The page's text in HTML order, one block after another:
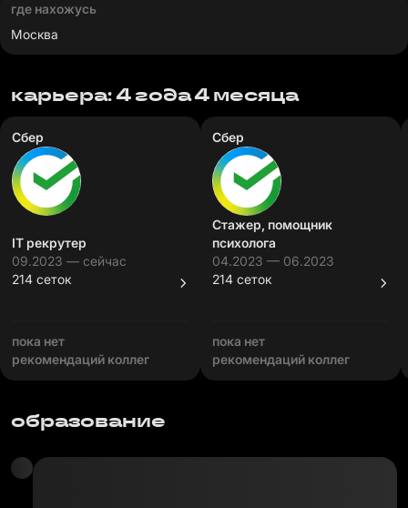
где нахожусь
Москва
карьера: 4 года 4 месяца
Сбер
IT рекрутер
09.2023 — сейчас
214 сеток
пока нет
рекомендаций коллег
Сбер
Стажер, помощник
психолога
04.2023 — 06.2023
214 сеток
пока нет
рекомендаций коллег
образование